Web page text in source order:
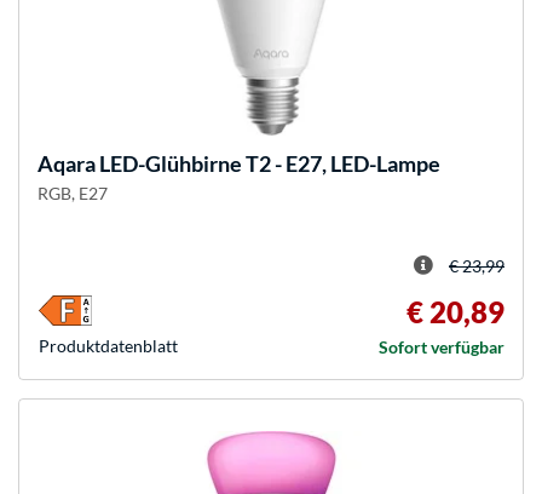
AqaraLED-Glühbirne T2 - E27, LED-Lampe
RGB, E27
€ 23,99
€ 20,89
Sofort verfügbar
Produkt­datenblatt